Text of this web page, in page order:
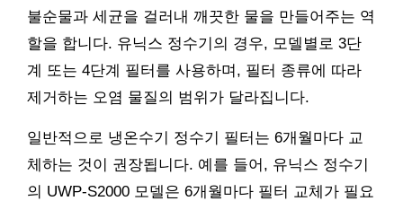
불순물과 세균을 걸러내 깨끗한 물을 만들어주는 역
할을 합니다. 유닉스 정수기의 경우, 모델별로 3단
계 또는 4단계 필터를 사용하며, 필터 종류에 따라
제거하는 오염 물질의 범위가 달라집니다.
일반적으로 냉온수기 정수기 필터는 6개월마다 교
체하는 것이 권장됩니다. 예를 들어, 유닉스 정수기
의 UWP-S2000 모델은 6개월마다 필터 교체가 필요